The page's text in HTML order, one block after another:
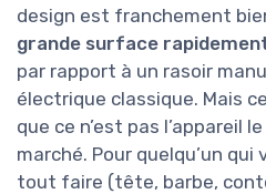
design est franchement
grande surface
par rapport à un rasoir
électrique classique. Mais
que ce n’est pas l’appareil
marché. Pour quelqu’un
tout faire (tête, barbe,